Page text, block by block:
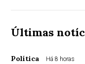
Últimas
Política Há 8 horas